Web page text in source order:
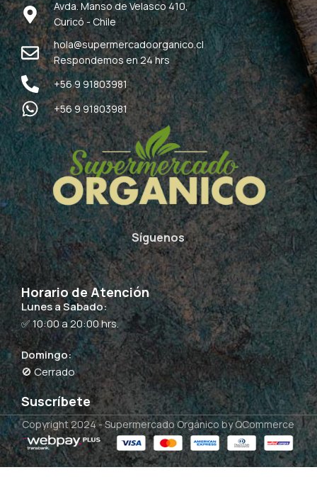
Avda. Manso de Velasco 410,
Curicó - Chile
hola@supermercadoorganico.cl
Respondemos en 24 hrs
+56 9 91803981
+56 9 91803981
Síguenos
Horario de Atención
Lunes a Sabado:
✅ 10:00 a 20:00 hrs.
Domingo:
🚫 Cerrado
Suscríbete
Copyright 2024 -Supermercado Orgánico by QCommerce